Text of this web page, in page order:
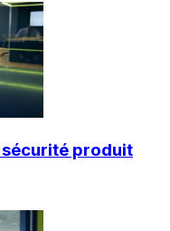
sécurité produit